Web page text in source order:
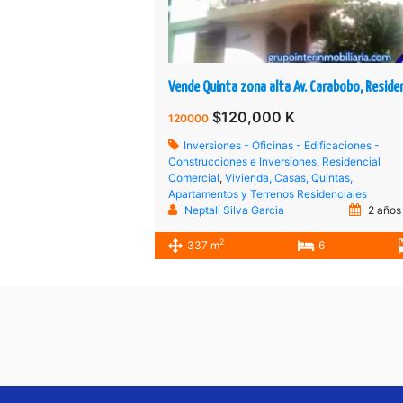
120000 $120,000 K
Inversiones - Oficinas - Edificaciones -
Construcciones e Inversiones, Residencial
Comercial, Vivienda, Casas, Quintas,
Apartamentos y Terrenos Residenciales
Neptali Silva Garcia
2
337 m2 6